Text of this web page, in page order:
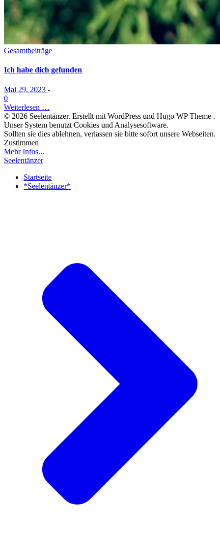
Gesamtbeiträge
Ich habe dich gefunden
Mai 29, 2023 -
0
Weiterlesen …
© 2026 Seelentänzer. Erstellt mit WordPress und Hugo WP Theme .
Unser System benutzt Cookies und Analysesoftware.
Sollten sie dies ablehnen, verlassen sie bitte sofort unsere Webseiten.
Zustimmen
Mehr Infos...
Seelentänzer
Startseite
*Seelentänzer*